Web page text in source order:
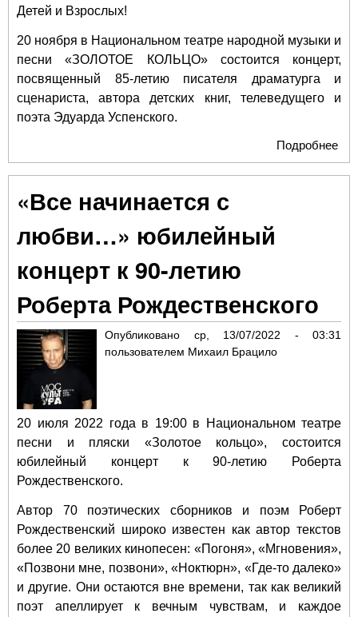
Детей и Взрослых!
20 ноября в Национальном театре народной музыки и
песни «ЗОЛОТОЕ КОЛЬЦО» состоится концерт,
посвященный 85-летию писателя драматурга и
сценариста, автора детских книг, телеведущего и
поэта Эдуарда Успенского.
Подробнее
85-
«Все начинается с
любви…» юбилейный
концерт к 90-летию
Роберта Рождественского
Опубликовано ср, 13/07/2022 - 03:31
пользователем Михаил Брацило
20 июля 2022 года в 19:00 в Национальном театре
песни и пляски «Золотое кольцо», состоится
юбилейный концерт к 90-летию Роберта
Рождественского.
Автор 70 поэтических сборников и поэм Роберт
Рождественский широко известен как автор текстов
более 20 великих кинопесен: «Погоня», «Мгновения»,
«Позвони мне, позвони», «Ноктюрн», «Где-то далеко»
и другие. Они остаются вне времени, так как великий
поэт апеллирует к вечным чувствам, и каждое